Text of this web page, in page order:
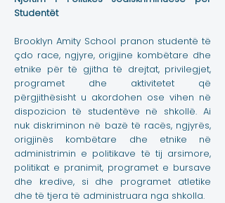
Studentët
Brooklyn Amity School pranon studentë të
çdo race, ngjyre, origjine kombëtare dhe
etnike për të gjitha të drejtat, privilegjet,
programet dhe aktivitetet që
përgjithësisht u akordohen ose vihen në
dispozicion të studentëve në shkollë. Ai
nuk diskriminon në bazë të racës, ngjyrës,
origjinës kombëtare dhe etnike në
administrimin e politikave të tij arsimore,
politikat e pranimit, programet e bursave
dhe kredive, si dhe programet atletike
dhe të tjera të administruara nga shkolla.